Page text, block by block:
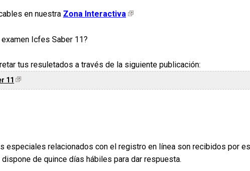
en nuestra Zona Interactiva
Icfes Saber 11?
tus resuletados a través de la siguiente publicación:
11
especiales relacionados con el registro en línea son recibidos por
de quince días hábiles para dar respuesta.